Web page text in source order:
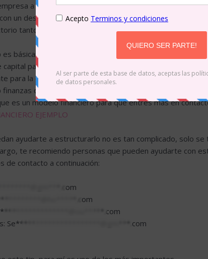
a cambio de su esfuerzo financiero. Con
un desarrollo de los gastos al detalle se puede obtener
tanto para el fundador como para los inversionistas.
básicamente acercarte a lo que es un modelo financiero
para tu empresa con ángeles inversionistas, sin
para la estructuración de tu modelo financiero que
que pueda ayudarte a estructurarlo bien. A
es un modelo financiero para que entres más en
EJEMPLO
ayudarte a estructurarlo no es tan complicado, solo se
te recomiendo personas que pueden ayudarte con
de contacto a continuación:
Se*********************@gm***.com